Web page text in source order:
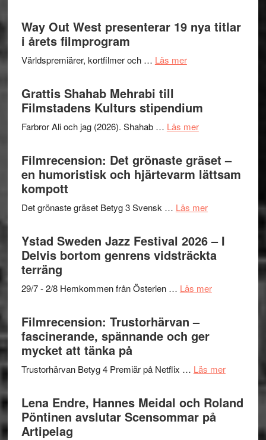
trailern
för
X-
I
Want
to
Believe
Vrach
Frankenshtey
med
Mulder
och
Dana
Way Out West presenterar 19 nya titlar
i årets filmprogram
Världspremiärer, kortfilmer och … Läs merom
presenterar
19
titlar
i
Grattis Shahab Mehrabi till
Filmstadens Kulturs stipendium
Farbror Ali och jag (2026). Shahab … Läs merom
Shahab
Mehrabi
till
Kulturs
Filmrecension: Det grönaste gräset –
en humoristisk och hjärtevarm lättsam
kompott
Det grönaste gräset Betyg 3 Svensk … Läs merom
Det
grönaste
gräset
en
hjärtevarm
Ystad Sweden Jazz Festival 2026 – I
Delvis bortom genrens vidsträckta
terräng
29/7 - 2/8 Hemkommen från Österlen … Läs merom
–
Delvis
bortom
Filmrecension: Trustorhärvan –
fascinerande, spännande och ger
mycket att tänka på
Trustorhärvan Betyg 4 Premiär på Netflix … Läs merom
–
Lena Endre, Hannes Meidal och Roland
Pöntinen avslutar Scensommar på
Artipelag